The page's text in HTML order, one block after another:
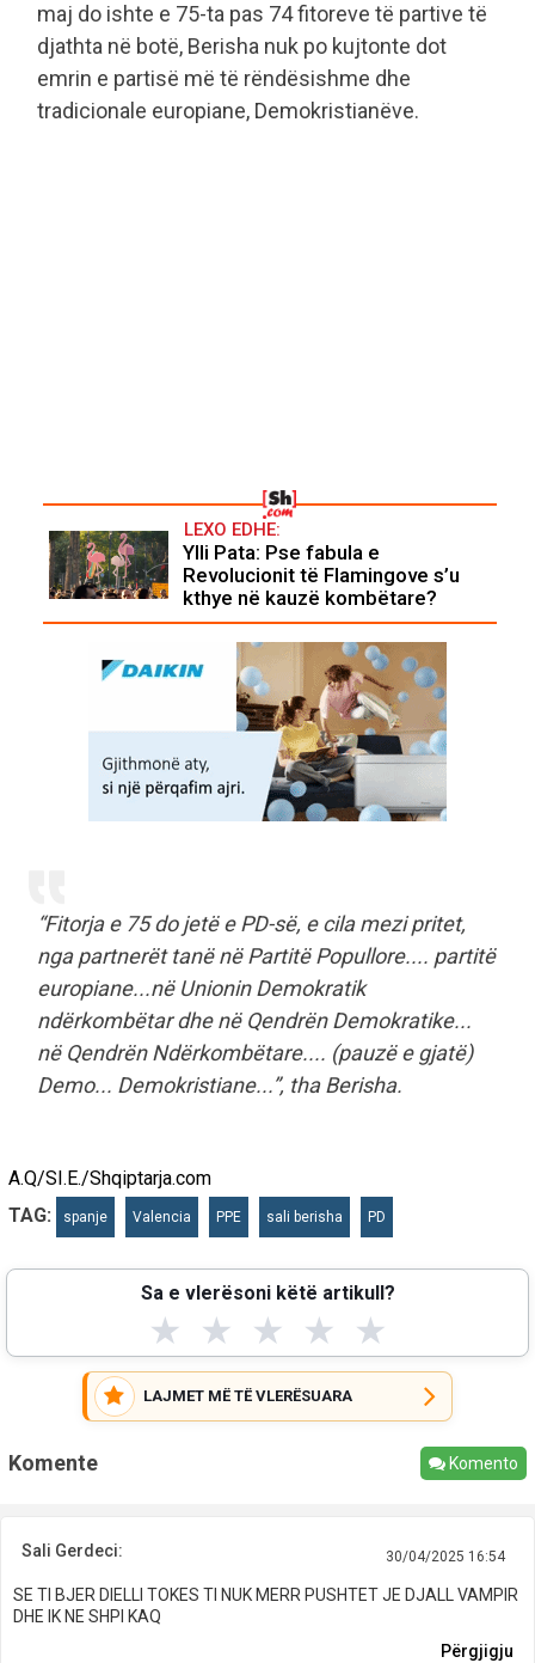
maj do ishte e 75-ta pas 74 fitoreve të partive të
djathta në botë, Berisha nuk po kujtonte dot
emrin e partisë më të rëndësishme dhe
tradicionale europiane, Demokristianëve.
LEXO EDHE:
Ylli Pata: Pse fabula e
Revolucionit të Flamingove s’u
kthye në kauzë kombëtare?
“Fitorja e 75 do jetë e PD-së, e cila mezi pritet,
nga partnerët tanë në Partitë Popullore.... partitë
europiane...në Unionin Demokratik
ndërkombëtar dhe në Qendrën Demokratike...
në Qendrën Ndërkombëtare.... (pauzë e gjatë)
Demo... Demokristiane...”, tha Berisha.
A.Q/SI.E./Shqiptarja.com
TAG:
spanje Valencia PPE sali berisha PD
Sa e vlerësoni këtë artikull?
★ ★ ★ ★ ★
LAJMET MË TË VLERËSUARA
Komente Komento
Sali Gerdeci: 30/04/2025 16:54
SE TI BJER DIELLI TOKES TI NUK MERR PUSHTET JE DJALL VAMPIR
DHE IK NE SHPI KAQ
Përgjigju